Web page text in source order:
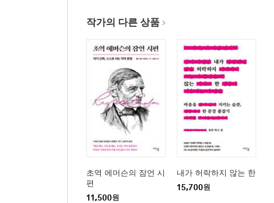
작가의 다른 상품
초역 에머슨의 잠언 시
편
11,500원
내가 허락하지 않는 한
15,700원